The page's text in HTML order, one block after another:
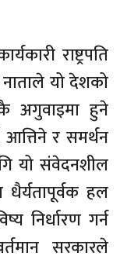
राष्ट्रपति
नाताले यो देशको
अगुवाइमा हुने
र समर्थन
यो संवेदनशील
हल
निर्धारण गर्न
सरकारले